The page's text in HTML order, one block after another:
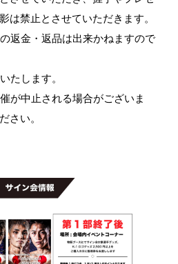
は禁止とさせていただきます。
返金・返品は出来かねますので
たします。
が中止される場合がございま
さい。